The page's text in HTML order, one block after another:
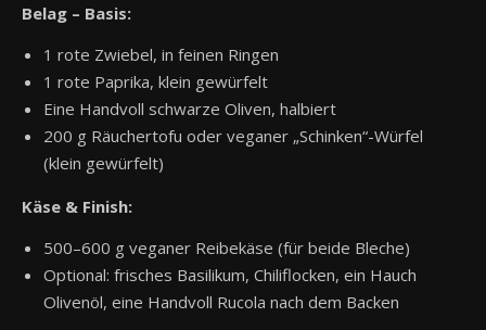
Belag – Basis:
1 rote Zwiebel, in feinen Ringen
1 rote Paprika, klein gewürfelt
Eine Handvoll schwarze Oliven, halbiert
200 g Räuchertofu oder veganer „Schinken“-Würfel
(klein gewürfelt)
Käse & Finish:
500–600 g veganer Reibekäse (für beide Bleche)
Optional: frisches Basilikum, Chiliflocken, ein Hauch
Olivenöl, eine Handvoll Rucola nach dem Backen